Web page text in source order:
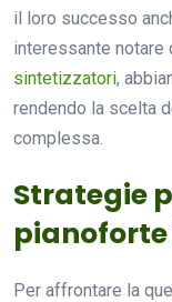
il loro successo
interessante notare
sintetizzatori,
rendendo la scelta
complessa.
Strategie
Per affrontare la